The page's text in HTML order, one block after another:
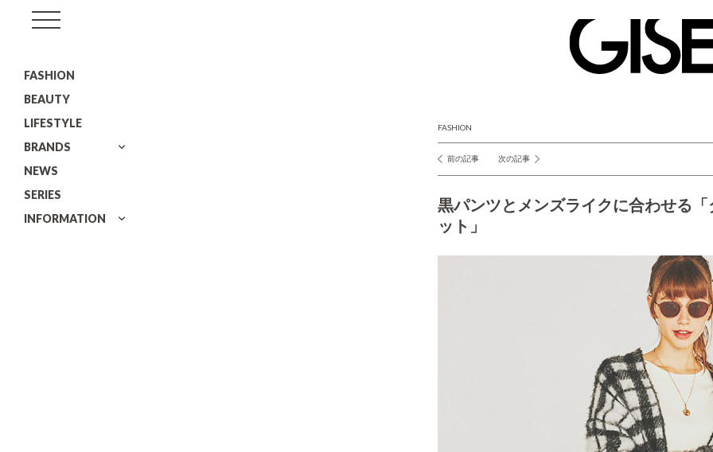
ル)
FASHION
BEAUTY
LIFESTYLE
BRANDS
NEWS
SERIES
INFORMATION
FASHION
投
ナ
ビ
ゲ
前の記事 次の記事
黒パンツとメンズライクに合わせる
ット」